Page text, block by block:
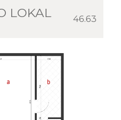
LOKAL
46.63